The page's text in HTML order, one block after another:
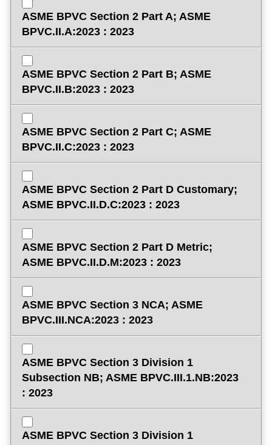
ASME BPVC Section 2 Part A; ASME
BPVC.II.A:2023 : 2023
ASME BPVC Section 2 Part B; ASME
BPVC.II.B:2023 : 2023
ASME BPVC Section 2 Part C; ASME
BPVC.II.C:2023 : 2023
ASME BPVC Section 2 Part D Customary;
ASME BPVC.II.D.C:2023 : 2023
ASME BPVC Section 2 Part D Metric;
ASME BPVC.II.D.M:2023 : 2023
ASME BPVC Section 3 NCA; ASME
BPVC.III.NCA:2023 : 2023
ASME BPVC Section 3 Division 1
Subsection NB; ASME BPVC.III.1.NB:2023
: 2023
ASME BPVC Section 3 Division 1